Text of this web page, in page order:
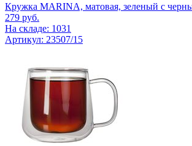
Кружка MARINA, матовая, зеленый с
279 руб.
На складе: 1031
Артикул: 23507/15